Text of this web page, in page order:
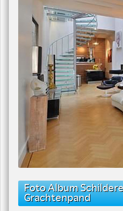
Foto Album
Grachtenpand